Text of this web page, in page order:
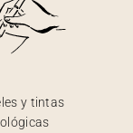
y tintas